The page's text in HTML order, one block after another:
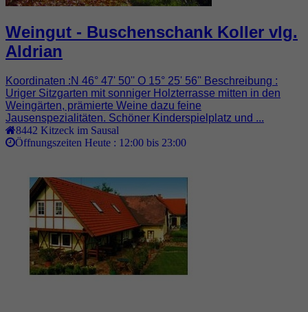
Weingut - Buschenschank Koller vlg.
Aldrian
Koordinaten :N 46° 47' 50'' O 15° 25' 56'' Beschreibung :
Uriger Sitzgarten mit sonniger Holzterrasse mitten in den
Weingärten, prämierte Weine dazu feine
Jausenspezialitäten. Schöner Kinderspielplatz und ...
8442 Kitzeck im Sausal
Öffnungszeiten Heute : 12:00 bis 23:00